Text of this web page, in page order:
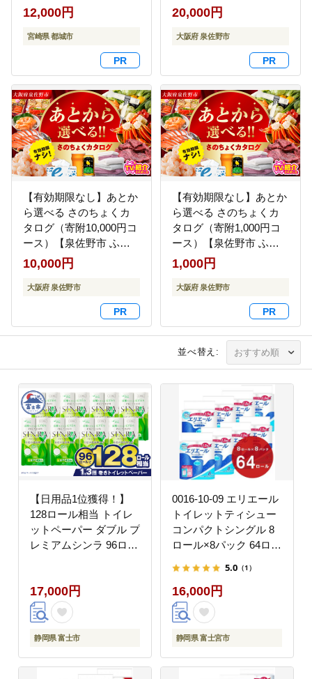
TP100-R〕
12,000円
宮崎県 都城市
さとギフト 4000品以上
高評価 肉 ビール 海鮮 野
菜 定期便 タオル ティッ
シュ 後から カタログギ
フト あとからセレク
ト】 sn028
20,000円
大阪府 泉佐野市
【有効期限なし】あとか
ら選べる さのちょくカ
タログ（寄附10,000円コ
ース）【泉佐野市 ふる
さとギフト 4000品以上
高評価 肉 ビール 海鮮 野
菜 定期便 タオル ティッ
シュ 後から カタログギ
フト あとからセレク
ト】 sn021
10,000円
大阪府 泉佐野市
【有効期限なし】あとか
ら選べる さのちょくカ
タログ（寄附1,000円コ
ース）【泉佐野市 ふる
さとギフト 4000品以上
高評価 肉 ビール 海鮮 野
菜 定期便 タオル ティッ
シュ 後から カタログギ
フト あとからセレク
ト】 sn020
1,000円
大阪府 泉佐野市
並べ替え:
【日用品1位獲得！】
128ロール相当 トイレ
ットペーパー ダブル プ
レミアムシンラ 96ロー
17,000円
静岡県 富士市
0016-10-09 エリエール
トイレットティシュー
コンパクトシングル 8
ロール×8パック 64ロー
イレットペーパー シン
グル パルプ100％ 香り
つき 日用品 消耗品 備
蓄
5.0 （1）
16,000円
静岡県 富士宮市